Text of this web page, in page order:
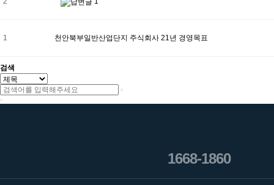
1 천안북부일반산업단지 주식회사 21년 경영목표
검색
1668-1860